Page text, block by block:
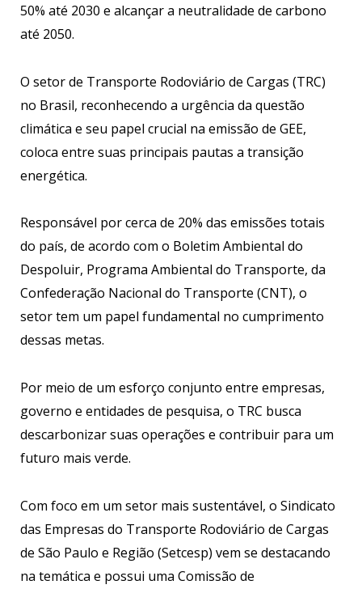
50% até 2030 e alcançar a neutralidade de carbono
até 2050.
O setor de Transporte Rodoviário de Cargas (TRC)
no Brasil, reconhecendo a urgência da questão
climática e seu papel crucial na emissão de GEE,
coloca entre suas principais pautas a transição
energética.
Responsável por cerca de 20% das emissões totais
do país, de acordo com o Boletim Ambiental do
Despoluir, Programa Ambiental do Transporte, da
Confederação Nacional do Transporte (CNT), o
setor tem um papel fundamental no cumprimento
dessas metas.
Por meio de um esforço conjunto entre empresas,
governo e entidades de pesquisa, o TRC busca
descarbonizar suas operações e contribuir para um
futuro mais verde.
Com foco em um setor mais sustentável, o Sindicato
das Empresas do Transporte Rodoviário de Cargas
de São Paulo e Região (Setcesp) vem se destacando
na temática e possui uma Comissão de